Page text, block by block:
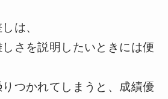
は、
さを説明したいときには便
つかれてしまうと、成績優